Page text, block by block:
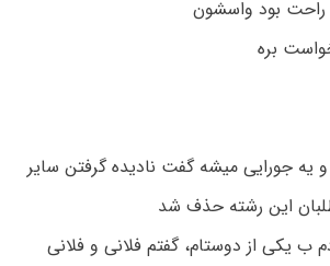
راحت بود واسشون
بره
یه جورایی میشه گفت نادیده گرفتن سایر
این رشته حذف شد
ب یکی از دوستام، گفتم فلانی و فلانی